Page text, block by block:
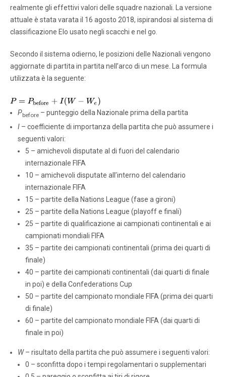
realmente gli effettivi valori delle squadre nazionali. La versione
attuale è stata varata il 16 agosto 2018, ispirandosi al sistema di
classificazione Elo usato negli scacchi e nel go.
Secondo il sistema odierno, le posizioni delle Nazionali vengono
aggiornate di partita in partita nell’arco di un mese. La formula
utilizzata è la seguente:
Pbefore – punteggio della Nazionale prima della partita
I – coefficiente di importanza della partita che può assumere i
seguenti valori:
5 – amichevoli disputate al di fuori del calendario
internazionale FIFA
10 – amichevoli disputate all’interno del calendario
internazionale FIFA
15 – partite della Nations League (fase a gironi)
25 – partite della Nations League (playoff e finali)
25 – partite di qualificazione ai campionati continentali e ai
campionati mondiali FIFA
35 – partite dei campionati continentali (prima dei quarti di
finale)
40 – partite dei campionati continentali (dai quarti di finale
in poi) e della Confederations Cup
50 – partite del campionato mondiale FIFA (prima dei quarti
di finale)
60 – partite del campionato mondiale FIFA (dai quarti di
finale in poi)
W– risultato della partita che può assumere i seguenti valori:
0 – sconfitta dopo i tempi regolamentari o supplementari